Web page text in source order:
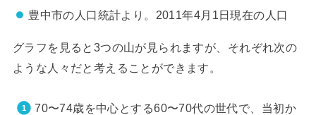
豊中市の人口統計より。2011年4月1日現在の人口
グラフを見ると3つの山が見られますが、それぞれ次の
ような人々だと考えることができます。
70〜74歳を中心とする60〜70代の世代で、当初か